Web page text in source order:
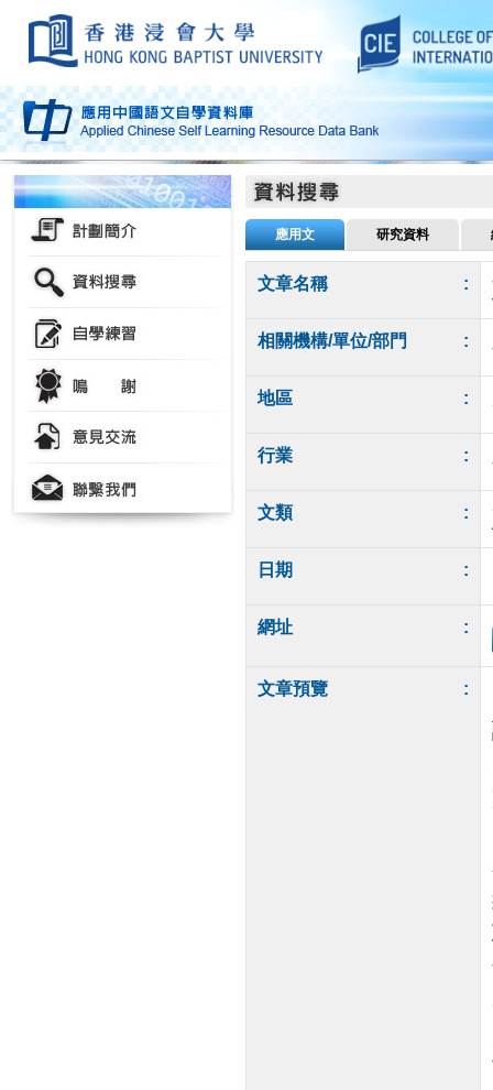
應用文 研究資料
文章名稱 :
相關機構/單位/部門 :
地區 :
行業 :
文類 :
日期 :
網址 :
文章預覽 :